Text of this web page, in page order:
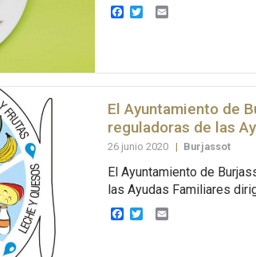
Facebook
TwitterEmail
El Ayuntamiento de
reguladoras de las
26 junio 2020 | Burjassot
El Ayuntamiento de
las Ayudas Familiares
Facebook
TwitterEmail